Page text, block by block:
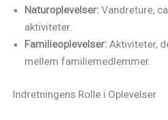
Naturoplevelser: Vandreture,
aktiviteter.
Familieoplevelser: Aktiviteter,
mellem familiemedlemmer.
Indretningens Rolle i Oplevelser